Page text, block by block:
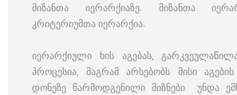
მიზანთა იერარქიაზე. მიზანთა
კრიტერიუმთა იერარქია.
იერარქიული ხის აგებას,
პროცესია, მაგრამ არსებობს მისი
დონეზე წარმოდგენილი მიზნები უნდა